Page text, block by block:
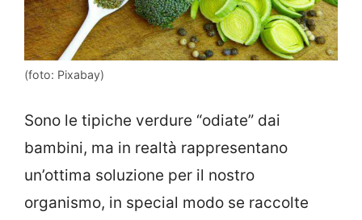
(foto: Pixabay)
Sono le tipiche verdure “odiate” dai
bambini, ma in realtà rappresentano
un’ottima soluzione per il nostro
organismo, in special modo se raccolte